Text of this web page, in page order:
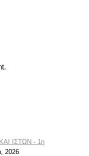
ΙΣΤΩΝ - 1η
2026